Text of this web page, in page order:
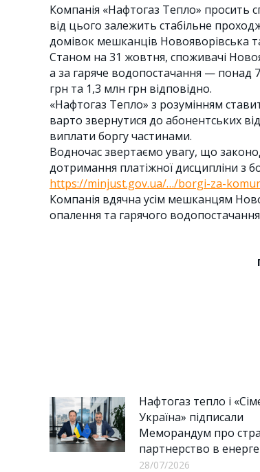
Компанія «Нафтогаз Тепло» просить
від цього залежить стабільне
домівок мешканців Новояворівська
Станом на 31 жовтня, споживачі
а за гаряче водопостачання — понад
грн та 1,3 млн грн відповідно.
«Нафтогаз Тепло» з розумінням
варто звернутися до абонентських
виплати боргу частинами.
Водночас звертаємо увагу, що
дотримання платіжної дисципліни з
https://minjust.gov.ua/…/borgi-za-
Компанія вдячна усім мешканцям
опалення та гарячого
Нафтогаз тепло і
Україна» підписали
Меморандум про
партнерство в
28/07/2026